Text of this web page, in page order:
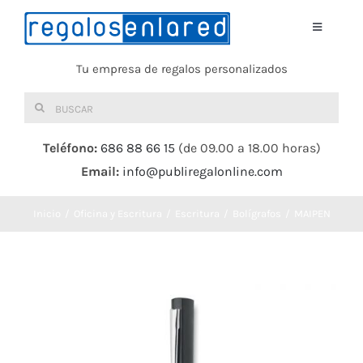
Saltar
Toggle
Tu empresa de regalos personalizados
Buscar:
Teléfono: 686 88 66 15 (de 09.00 a 18.00 horas)
Email: info@publiregalonline.com